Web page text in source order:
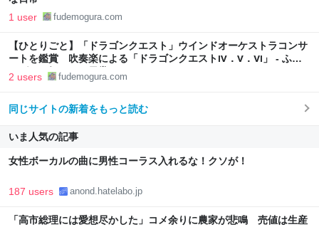
1 user fudemogura.com
【ひとりごと】「ドラゴンクエスト」ウインドオーケストラコンサ
ートを鑑賞 吹奏楽による「ドラゴンクエストⅣ．Ⅴ．Ⅵ」 - ふで
モグラの気ままな日常
2 users fudemogura.com
同じサイトの新着をもっと読む
いま人気の記事
女性ボーカルの曲に男性コーラス入れるな！クソが！
187 users anond.hatelabo.jp
「高市総理には愛想尽かした」コメ余りに農家が悲鳴 売値は生産